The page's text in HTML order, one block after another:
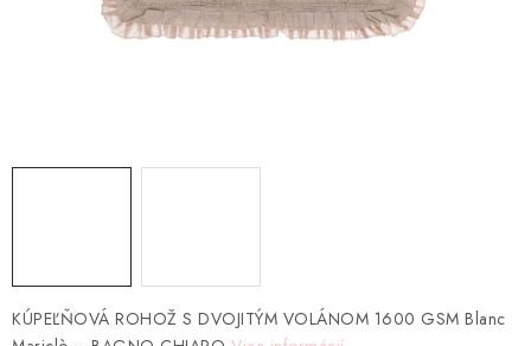
VŠETKY PRODUKTY
KÚPEĽŇOVÁ ROHOŽ S DVOJITÝM VOLÁNOM 1600 GSM Blanc